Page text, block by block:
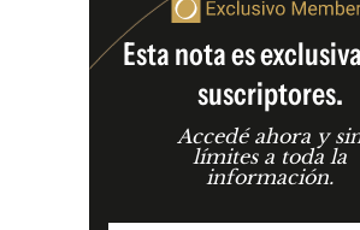
Esta nota es
suscriptores.
Accedé ahora y
límites a toda la
información.